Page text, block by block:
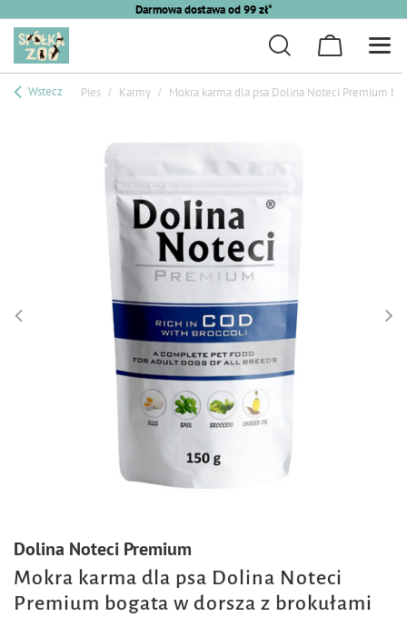
Darmowa dostawa od 99 zł*
Wstecz Pies Karmy Mokra karma dla psa Dolina Noteci Premium
Dolina Noteci Premium
Mokra karma dla psa Dolina Noteci
Premium bogata w dorsza z brokułami